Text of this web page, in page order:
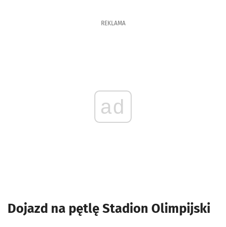
REKLAMA
ad
Dojazd na pętlę Stadion Olimpijski